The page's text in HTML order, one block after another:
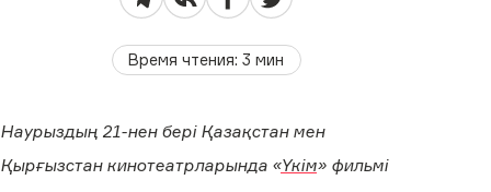
Время чтения:3 мин
Наурыздың 21-нен бері Қазақстан мен
Қырғызстан кинотеатрларында «Үкім» фильмі